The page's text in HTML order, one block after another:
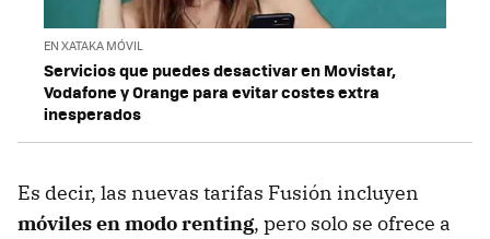
EN XATAKA MÓVIL
Servicios que puedes desactivar en Movistar,
Vodafone y Orange para evitar costes extra
inesperados
Es decir, las nuevas tarifas Fusión incluyen
móviles en modo renting, pero solo se ofrece a